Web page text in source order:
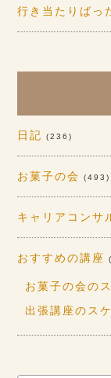
行き当たりばっ
日記 (236)
お菓子の会 (493)
キャリアコンサ
おすすめの講座
お菓子の会の
出張講座のス